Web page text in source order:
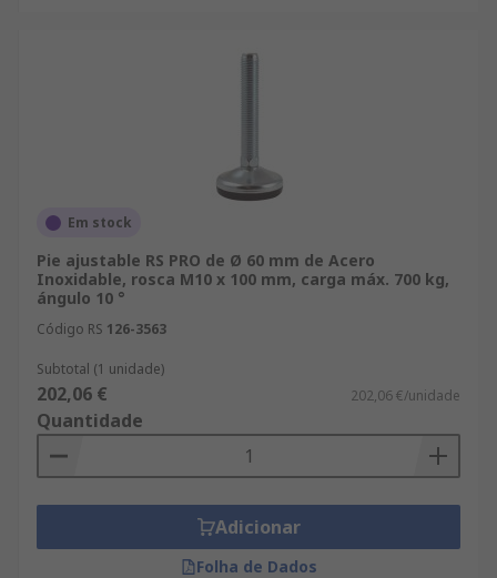
Em stock
Pie ajustable RS PRO de Ø 60 mm de Acero
Inoxidable, rosca M10 x 100 mm, carga máx. 700 kg,
ángulo 10 °
Código RS 126-3563
Subtotal (1 unidade)
202,06 € 202,06 €/unidade
Quantidade
Adicionar
Folha de Dados